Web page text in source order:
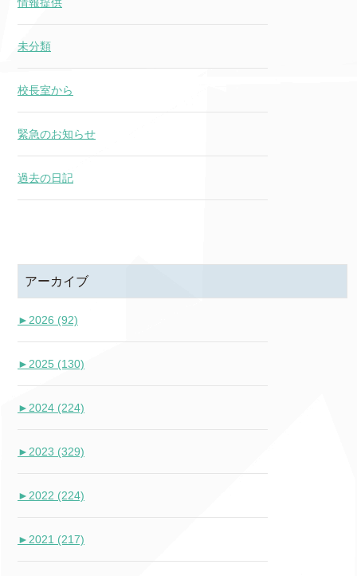
未分類
校長室から
緊急のお知らせ
過去の日記
アーカイブ
► 2026 (92)
► 2025 (130)
► 2024 (224)
► 2023 (329)
► 2022 (224)
► 2021 (217)